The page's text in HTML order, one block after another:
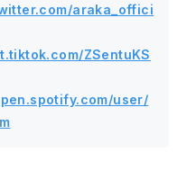
araka_offici
ZSentuKS
user/